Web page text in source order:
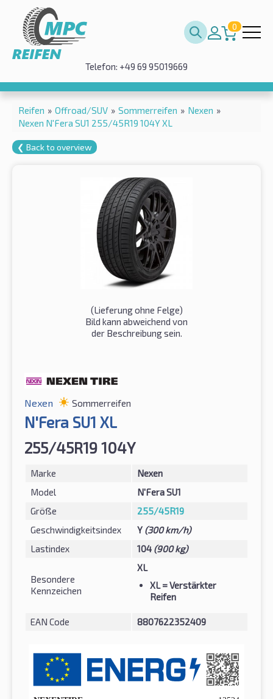
0
Telefon: +49 69 95019669
Reifen » Offroad/SUV » Sommerreifen » Nexen »
Nexen N'Fera SU1 255/45R19 104Y XL
❮ Back to overview
(Lieferung ohne Felge)
Bild kann abweichend von
der Beschreibung sein.
Nexen Sommerreifen
N'Fera SU1 XL
255/45R19 104Y
Marke
Nexen
Model
N'Fera SU1
Größe
255/45R19
Geschwindigkeitsindex
Y (300 km/h)
Lastindex
104 (900 kg)
Besondere
Kennzeichen
XL
XL= Verstärkter
Reifen
EAN Code 8807622352409